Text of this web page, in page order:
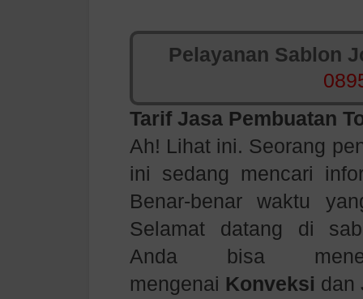
Pelayanan Sablon
Tarif Jasa Pembuatan
Ah! Lihat ini. Seorang
ini sedang mencari
Benar-benar waktu
Selamat datang di
Anda bisa
mengenai Konveksi dan